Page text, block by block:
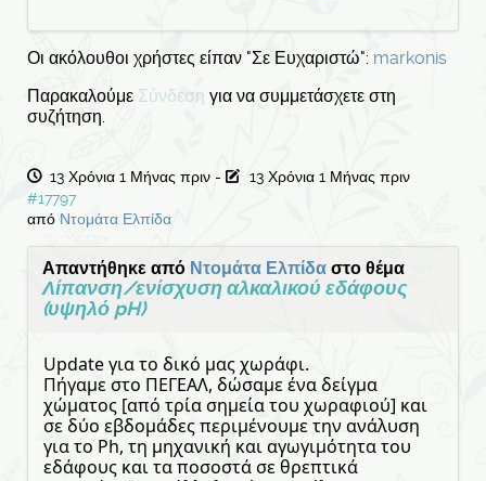
Οι ακόλουθοι χρήστες είπαν "Σε Ευχαριστώ": markonis
Παρακαλούμε Σύνδεση για να συμμετάσχετε στη
συζήτηση.
13 Χρόνια 1 Μήνας πριν -
13 Χρόνια 1 Μήνας πριν
#17797
από Ντομάτα Ελπίδα
Απαντήθηκε από Ντομάτα Ελπίδα στο θέμα
Λίπανση/ενίσχυση αλκαλικού εδάφους
(υψηλό pH)
Update για το δικό μας χωράφι.
Πήγαμε στο ΠΕΓΕΑΛ, δώσαμε ένα δείγμα
χώματος [από τρία σημεία του χωραφιού] και
σε δύο εβδομάδες περιμένουμε την ανάλυση
για το Ph, τη μηχανική και αγωγιμότητα του
εδάφους και τα ποσοστά σε θρεπτικά